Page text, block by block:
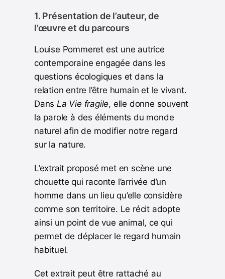
1. Présentation de l’auteur, de
l’œuvre et du parcours
Louise Pommeret est une autrice
contemporaine engagée dans les
questions écologiques et dans la
relation entre l’être humain et le vivant.
Dans La Vie fragile, elle donne souvent
la parole à des éléments du monde
naturel afin de modifier notre regard
sur la nature.
L’extrait proposé met en scène une
chouette qui raconte l’arrivée d’un
homme dans un lieu qu’elle considère
comme son territoire. Le récit adopte
ainsi un point de vue animal, ce qui
permet de déplacer le regard humain
habituel.
Cet extrait peut être rattaché au